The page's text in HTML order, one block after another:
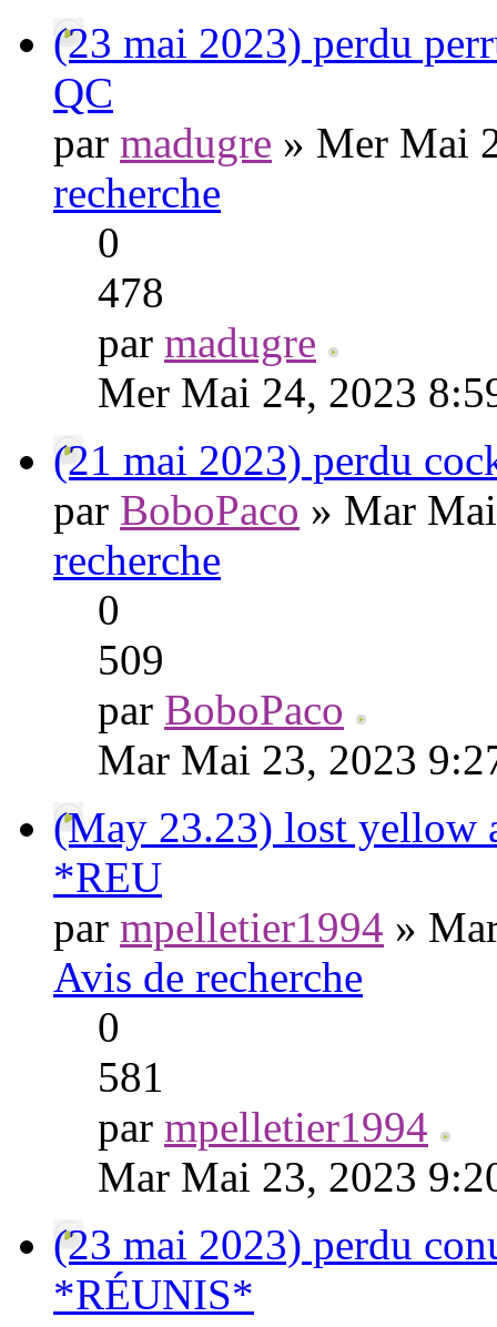
(23 mai 2023) perdu
QC
par madugre » Mer Mai
recherche
0
478
par madugre
Mer Mai 24, 2023
(21 mai 2023) perdu
par BoboPaco » Mar
recherche
0
509
par BoboPaco
Mar Mai 23, 2023
(May 23.23) lost yellow
*REU
par mpelletier1994 »
Avis de recherche
0
581
par mpelletier1994
Mar Mai 23, 2023
(23 mai 2023) perdu
*RÉUNIS*